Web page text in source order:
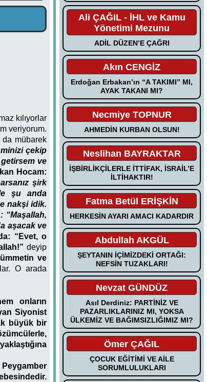
kılıyorlar
veriyorum.
da mübarek
çekip
getirsem ve
Hocam:
şirk
şu anda
nakşi idik.
: “Maşallah,
aşacak ve
“Evet, o
deyip
ve
O arada
onların
Siyonist
büyük bir
Peygamber
Ali ÇAĞIL - İHL ve Kamu
Yönetimi Mezunu
ADİL DÜZEN’E ÇAĞRI
Akın CENGİZ
Erdoğan Erbakan’ın “A TAKIMI” MI,
AYAK TAKANI MI?
Necmiye TOPNUR
AHMEDİN KURBAN OLSUN!
Neslihan BAYRAKTAR
İŞBİRLİKÇİLERLE İTTİFAK, İSRAİL’E
İLTİHAKTIR!
Fatma Betül ERİŞKİN
HERKESİN AYARI AMACI KADARDIR
Abdullah AKGÜL
ŞEYTANIN İÇİMİZDEKİ ORTAĞI:
NEFSİN TUZAKLARI!
Nevzat GÜNDÜZ
Asıl Derdiniz: PARTİNİZ VE
PAZARLIKLARINIZ MI, YOKSA
ÜLKEMİZ VE BAĞIMSIZLIĞIMIZ MI?
Ömer ÇAĞIL
ÇOCUK EĞİTİMİ VE AİLE
SORUMLULUKLARI